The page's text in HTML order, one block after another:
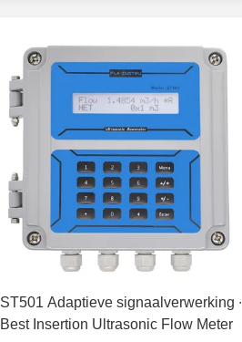
ST501 Adaptieve signaalverwerking ∙
Best Insertion Ultrasonic Flow Meter